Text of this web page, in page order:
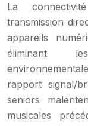
La
transmission
appareils
éliminant
rapport signal/
seniors
musicales